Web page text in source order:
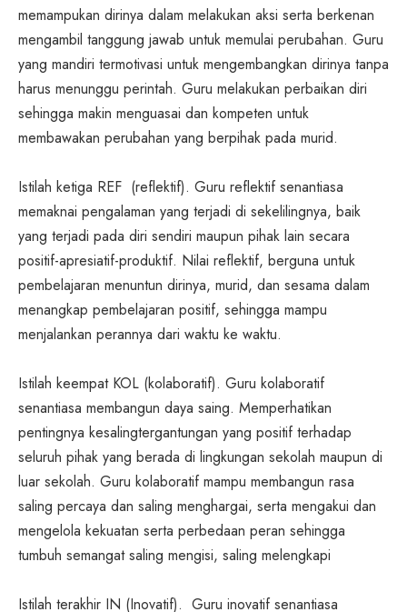
memampukan dirinya dalam melakukan aksi serta berkenan
mengambil tanggung jawab untuk memulai perubahan. Guru
yang mandiri termotivasi untuk mengembangkan dirinya tanpa
harus menunggu perintah. Guru melakukan perbaikan diri
sehingga makin menguasai dan kompeten untuk
membawakan perubahan yang berpihak pada murid.
Istilah ketiga REF (reflektif). Guru reflektif senantiasa
memaknai pengalaman yang terjadi di sekelilingnya, baik
yang terjadi pada diri sendiri maupun pihak lain secara
positif-apresiatif-produktif. Nilai reflektif, berguna untuk
pembelajaran menuntun dirinya, murid, dan sesama dalam
menangkap pembelajaran positif, sehingga mampu
menjalankan perannya dari waktu ke waktu.
Istilah keempat KOL (kolaboratif). Guru kolaboratif
senantiasa membangun daya saing. Memperhatikan
pentingnya kesalingtergantungan yang positif terhadap
seluruh pihak yang berada di lingkungan sekolah maupun di
luar sekolah. Guru kolaboratif mampu membangun rasa
saling percaya dan saling menghargai, serta mengakui dan
mengelola kekuatan serta perbedaan peran sehingga
tumbuh semangat saling mengisi, saling melengkapi
Istilah terakhir IN (Inovatif). Guru inovatif senantiasa